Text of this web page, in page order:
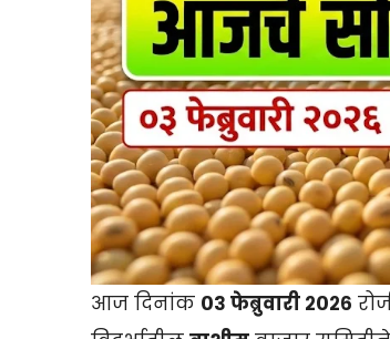
आज दिनांक ०३ फेब्रुवारी २०२६